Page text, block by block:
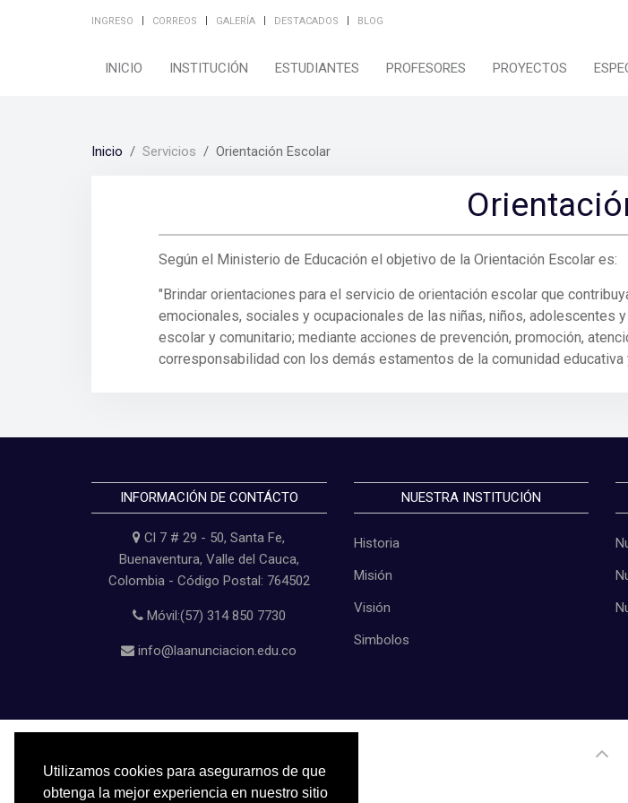
Utilizamos cookies para asegurarnos de que
obtenga la mejor experiencia en nuestro sitio
INGRESO CORREOS GALERÍA DESTACADOS BLOG
INICIO INSTITUCIÓN ESTUDIANTES PROFESORES PROYECTOS
Inicio Servicios Orientación Escolar
Según el Ministerio de Educación el objetivo de la Orientación Escolar es:
"Brindar orientaciones para el servicio de orientación escolar que
emocionales, sociales y ocupacionales de las niñas, niños, adolescentes
escolar y comunitario; mediante acciones de prevención, promoción,
corresponsabilidad con los demás estamentos de la comunidad educativa
INFORMACIÓN DE CONTÁCTO
Cl 7 # 29 - 50, Santa Fe,
Buenaventura, Valle del Cauca,
Colombia - Código Postal: 764502
Móvil:(57) 314 850 7730
info@laanunciacion.edu.co
NUESTRA INSTITUCIÓN
Historia
Misión
Visión
Simbolos